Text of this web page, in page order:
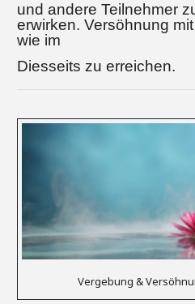
und andere Teilnehmer
erwirken. Versöhnung
wie im
Diesseits zu erreichen.
Vergebung &